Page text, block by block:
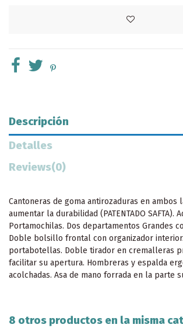
Descripción
Detalles
Reviews(0)
Cantoneras de goma antirozaduras en ambos
aumentar la durabilidad (PATENTADO SAFTA).
Portamochilas. Dos departamentos Grandes
Doble bolsillo frontal con organizador
portabotellas. Doble tirador en cremalleras
facilitar su apertura. Hombreras y espalda
acolchadas. Asa de mano forrada en la parte
8 otros productos en la misma